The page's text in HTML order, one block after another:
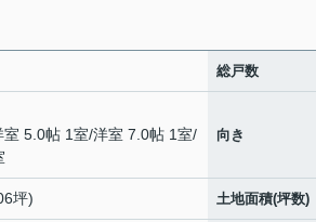
総戸数
室 5.0帖 1室/洋室 7.0帖 1室/
向き
坪) 土地面積(坪数)